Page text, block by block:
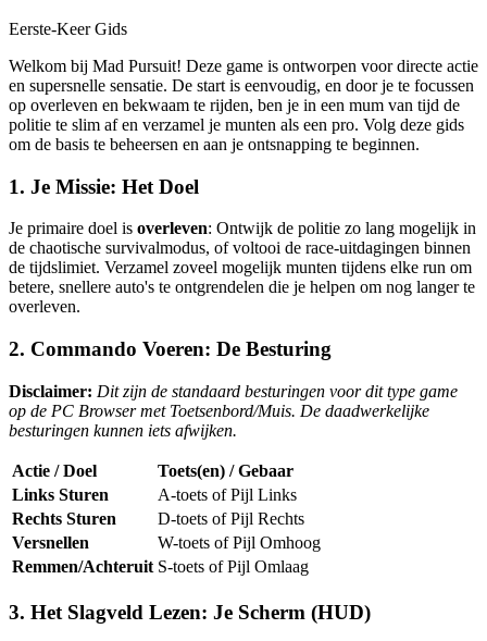
Eerste-Keer Gids
Welkom bij Mad Pursuit! Deze game is ontworpen voor directe actie
en supersnelle sensatie. De start is eenvoudig, en door je te focussen
op overleven en bekwaam te rijden, ben je in een mum van tijd de
politie te slim af en verzamel je munten als een pro. Volg deze gids
om de basis te beheersen en aan je ontsnapping te beginnen.
1. Je Missie: Het Doel
Je primaire doel is overleven: Ontwijk de politie zo lang mogelijk in
de chaotische survivalmodus, of voltooi de race-uitdagingen binnen
de tijdslimiet. Verzamel zoveel mogelijk munten tijdens elke run om
betere, snellere auto's te ontgrendelen die je helpen om nog langer te
overleven.
2. Commando Voeren: De Besturing
Disclaimer: Dit zijn de standaard besturingen voor dit type game
op de PC Browser met Toetsenbord/Muis. De daadwerkelijke
besturingen kunnen iets afwijken.
Actie / Doel
Toets(en) / Gebaar
Links Sturen
A-toets of Pijl Links
Rechts Sturen
D-toets of Pijl Rechts
Versnellen
W-toets of Pijl Omhoog
Remmen/Achteruit S-toets of Pijl Omlaag
3. Het Slagveld Lezen: Je Scherm (HUD)